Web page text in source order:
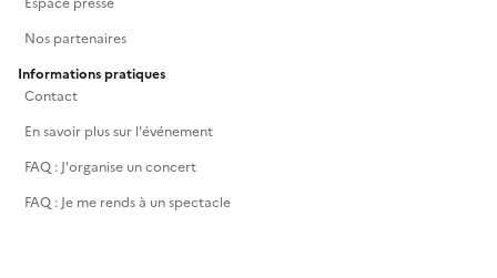
Nos partenaires
Informations pratiques
Contact
En savoir plus sur l'événement
FAQ : J'organise un concert
FAQ : Je me rends à un spectacle